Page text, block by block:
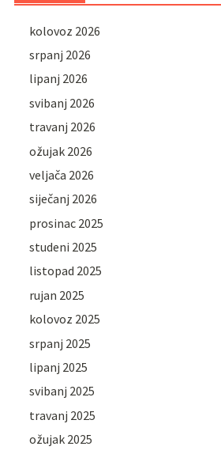
kolovoz 2026
srpanj 2026
lipanj 2026
svibanj 2026
travanj 2026
ožujak 2026
veljača 2026
siječanj 2026
prosinac 2025
studeni 2025
listopad 2025
rujan 2025
kolovoz 2025
srpanj 2025
lipanj 2025
svibanj 2025
travanj 2025
ožujak 2025